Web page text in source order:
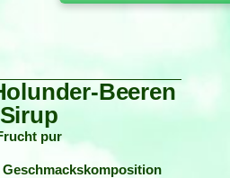
Beeren
Sirup
pur